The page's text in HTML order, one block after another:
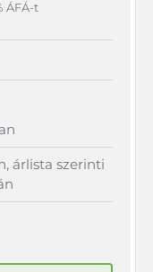
ÁFÁ-t
árlista szerinti